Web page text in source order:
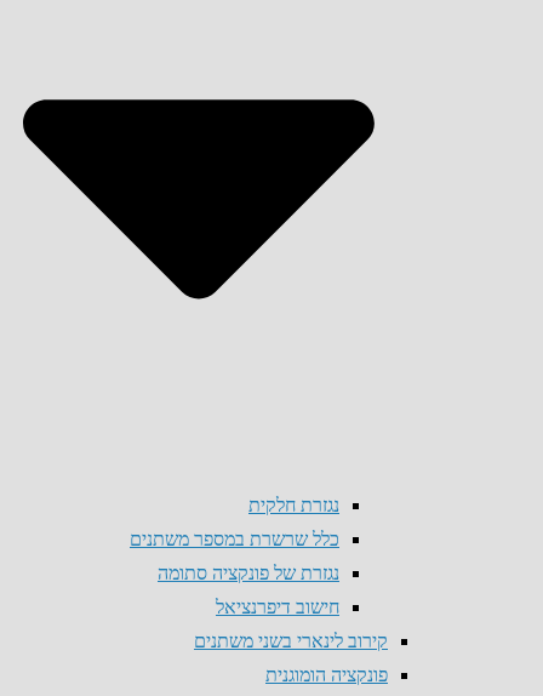
נגזרת חלקית
כלל שרשרת במספר משתנים
נגזרת של פונקציה סתומה
חישוב דיפרנציאל
קירוב לינארי בשני משתנים
פונקציה הומוגנית